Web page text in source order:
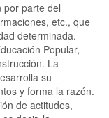
por parte del
etc., que
determinada.
Popular,
La
su
y forma la razón.
de actitudes,